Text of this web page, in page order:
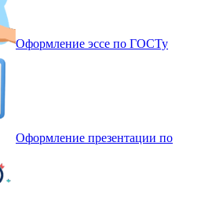
Оформление эссе по ГОСТу
Оформление презентации по